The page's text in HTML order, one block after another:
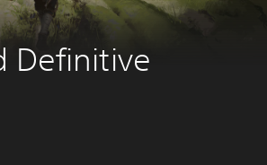
Definitive